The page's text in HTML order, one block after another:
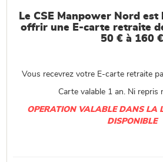
Le CSE Manpower Nord
offrir une E-carte retraite
50 € à 160 €
Vous recevrez votre E-carte retraite
Carte valable 1 an. Ni repris
OPERATION VALABLE DANS LA
DISPONIBLE